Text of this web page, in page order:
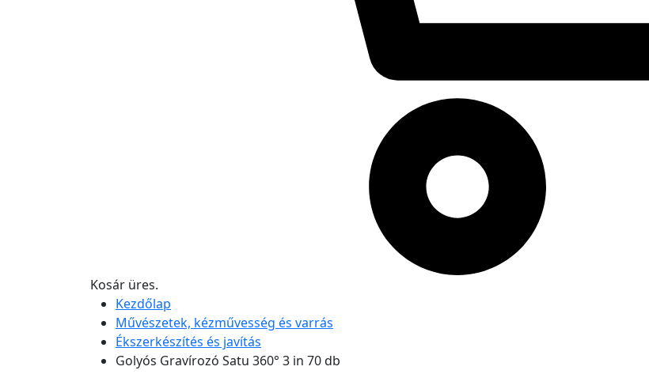
Kosár üres.
Kezdőlap
Művészetek, kézművesség és varrás
Ékszerkészítés és javítás
Golyós Gravírozó Satu 360° 3 in 70 db